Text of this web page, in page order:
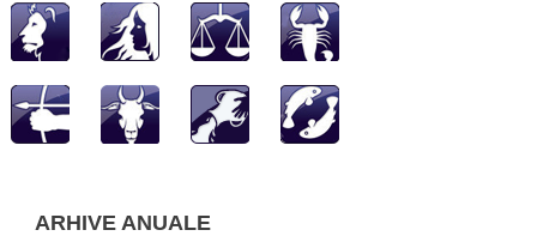
ARHIVE ANUALE